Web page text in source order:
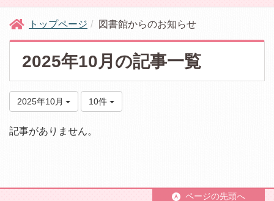
トップページ 図書館からのお知らせ
2025年10月の記事一覧
2025年10月 10件
記事がありません。
ページの先頭へ